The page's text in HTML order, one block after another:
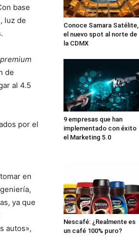
base
luz de
premium
de
al 4.5
por el
en
ya que
autos»,
Conoce Samara Satélite,
el nuevo spot al norte de
la CDMX
9 empresas que han
implementado con éxito
el Marketing 5.0
Nescafé: ¿Realmente es
un café 100% puro?